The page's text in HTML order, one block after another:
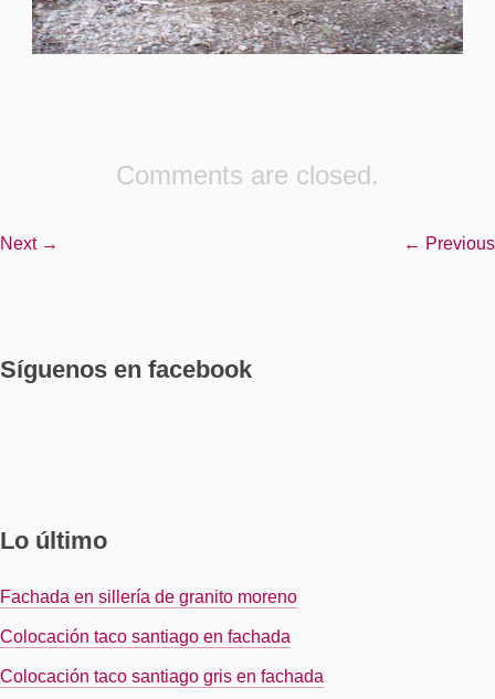
Comments are closed.
← Previous
Next →
Síguenos en facebook
Lo último
Fachada en sillería de granito moreno
Colocación taco santiago en fachada
Colocación taco santiago gris en fachada